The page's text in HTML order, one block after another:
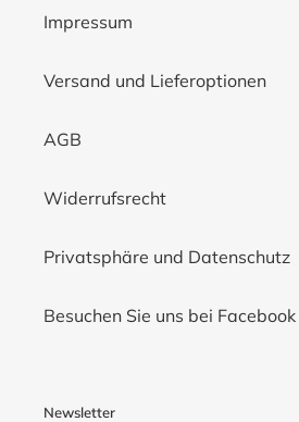
Impressum
Versand und Lieferoptionen
AGB
Widerrufsrecht
Privatsphäre und Datenschutz
Besuchen Sie uns bei Facebook
Newsletter